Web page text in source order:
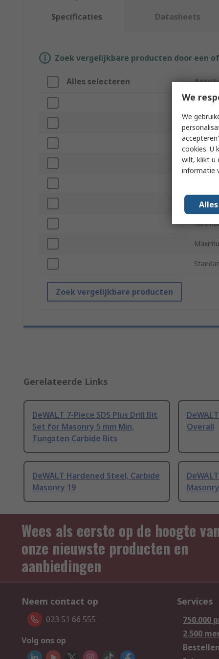
Specificaties Datasheets
Zoek vergelijkbare producten door een
Alles selecteren
Merk
Product
Drilling
Drill Bit
Zoek vergelijkbare producten
Gerelateerde Links
DeWALT 7-Piece SDS Plus Drill Bit
Set for Masonry 5 mm Min,
Tungsten Carbide Bits
Overall
DeWALT Hardened Steel, Carbide
Masonry 19
Wees als eerste op de hoogte
onze nieuwste producten en
aanbiedingen
Neem contact op
023 51 66 555
Volg ons op
Services
750.000
2.500
Bestellen
We
We
cookies. U
wilt, klikt u
informatie